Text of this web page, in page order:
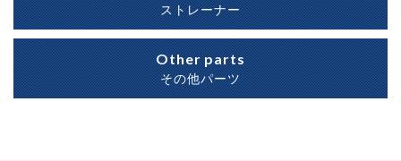
ストレーナー
Other parts
その他パーツ